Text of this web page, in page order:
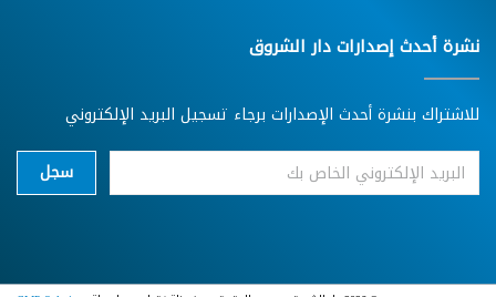
نشرة أحدث إصدارات دار الشروق
للاشتراك بنشرة أحدث الإصدارات برجاء تسجيل البريد الإلكتروني
سجل